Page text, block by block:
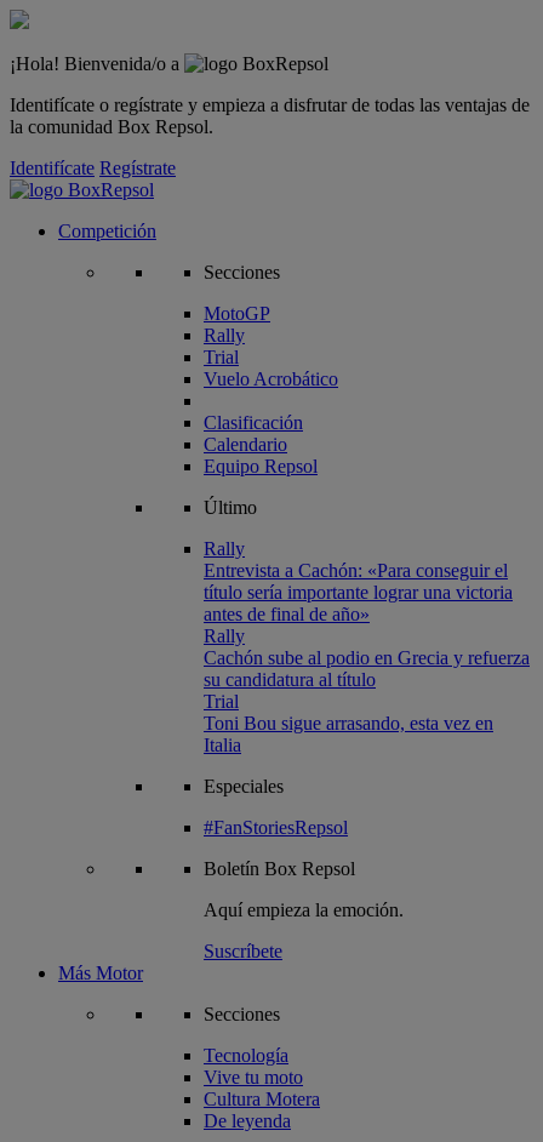
¡Hola! Bienvenida/o a
Identifícate o regístrate y empieza a disfrutar de todas las ventajas de
la comunidad Box Repsol.
Identifícate Regístrate
Competición
Secciones
MotoGP
Rally
Trial
Vuelo Acrobático
Clasificación
Calendario
Equipo Repsol
Último
Rally
Entrevista a Cachón: «Para conseguir el
título sería importante lograr una victoria
antes de final de año»
Rally
Cachón sube al podio en Grecia y refuerza
su candidatura al título
Trial
Toni Bou sigue arrasando, esta vez en
Italia
Especiales
#FanStoriesRepsol
Boletín Box Repsol
Aquí empieza la emoción.
Suscríbete
Más Motor
Secciones
Tecnología
Vive tu moto
Cultura Motera
De leyenda